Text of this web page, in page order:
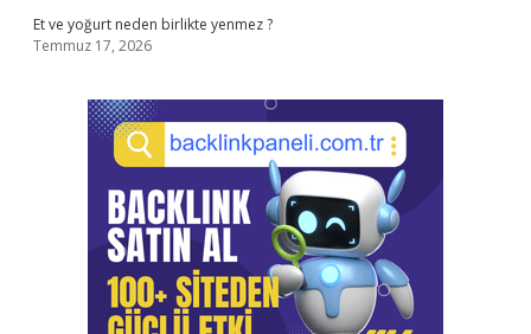
Et ve yoğurt neden birlikte yenmez ?
Temmuz 17, 2026